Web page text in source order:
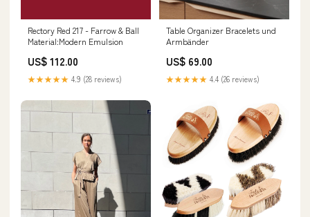
Rectory Red 217 - Farrow & Ball
Material:Modern Emulsion
US$ 112.00
★★★★★ 4.9 (28 reviews)
Table Organizer Bracelets und
Armbänder
US$ 69.00
★★★★★ 4.4 (26 reviews)